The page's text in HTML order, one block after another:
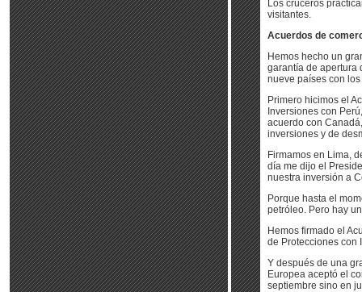
Los cruceros
visitantes.
Acuerdos de
Hemos hecho un
garantía de apertura
nueve países con
Primero hicimos el
Inversiones con
acuerdo con
inversiones y de
Firmamos en Lima,
día me dijo el
nuestra inversión a
Porque hasta el
petróleo. Pero hay
Hemos firmado el
de Protecciones con
Y después de una
Europea aceptó el
septiembre sino en